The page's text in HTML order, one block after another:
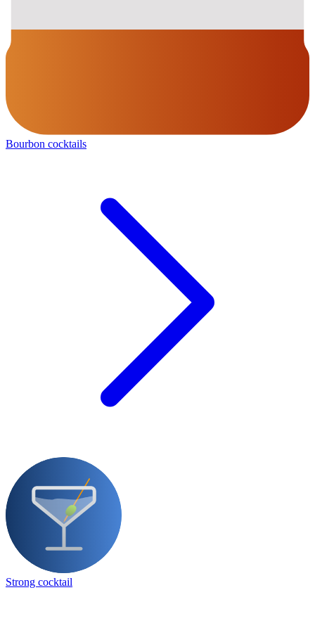
Bourbon cocktails
Strong cocktail